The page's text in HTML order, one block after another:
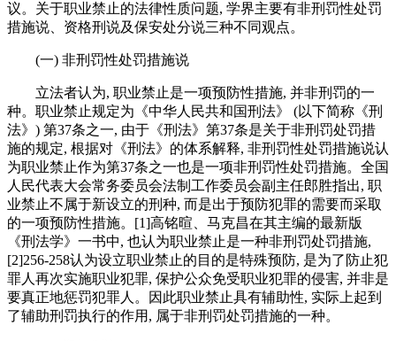
议。关于职业禁止的法律性质问题, 学界主要有非刑罚性处罚
措施说、资格刑说及保安处分说三种不同观点。
(一) 非刑罚性处罚措施说
立法者认为, 职业禁止是一项预防性措施, 并非刑罚的一
种。职业禁止规定为《中华人民共和国刑法》 (以下简称《刑
法》) 第37条之一, 由于《刑法》第37条是关于非刑罚处罚措
施的规定, 根据对《刑法》的体系解释, 非刑罚性处罚措施说认
为职业禁止作为第37条之一也是一项非刑罚性处罚措施。全国
人民代表大会常务委员会法制工作委员会副主任郎胜指出, 职
业禁止不属于新设立的刑种, 而是出于预防犯罪的需要而采取
的一项预防性措施。[1]高铭暄、马克昌在其主编的最新版
《刑法学》一书中, 也认为职业禁止是一种非刑罚处罚措施,
[2]256-258认为设立职业禁止的目的是特殊预防, 是为了防止犯
罪人再次实施职业犯罪, 保护公众免受职业犯罪的侵害, 并非是
要真正地惩罚犯罪人。因此职业禁止具有辅助性, 实际上起到
了辅助刑罚执行的作用, 属于非刑罚处罚措施的一种。